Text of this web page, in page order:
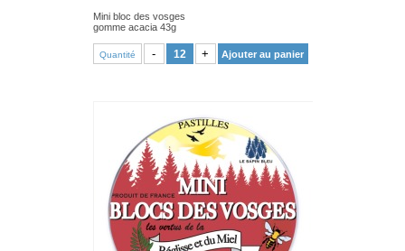
Mini bloc des vosges
gomme acacia 43g
Quantité - + Ajouter au panier